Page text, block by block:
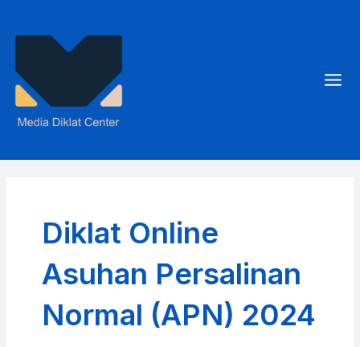
Diklat Online
Asuhan Persalinan
Normal (APN) 2024